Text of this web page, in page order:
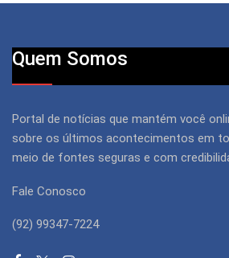
Quem Somos
Portal de notícias que mantém você
sobre os últimos acontecimentos em
meio de fontes seguras e com
Fale Conosco
(92) 99347-7224